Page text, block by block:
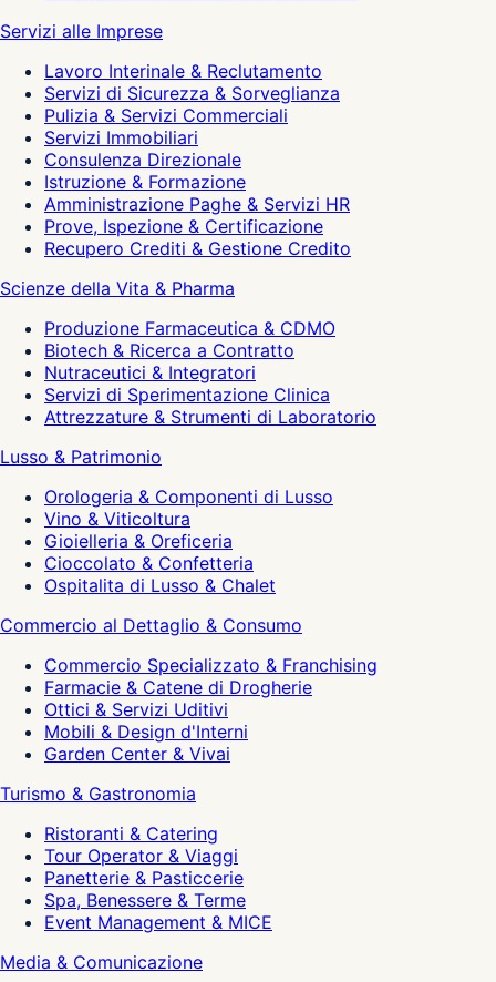
Servizi alle Imprese
Lavoro Interinale & Reclutamento
Servizi di Sicurezza & Sorveglianza
Pulizia & Servizi Commerciali
Servizi Immobiliari
Consulenza Direzionale
Istruzione & Formazione
Amministrazione Paghe & Servizi HR
Prove, Ispezione & Certificazione
Recupero Crediti & Gestione Credito
Scienze della Vita & Pharma
Produzione Farmaceutica & CDMO
Biotech & Ricerca a Contratto
Nutraceutici & Integratori
Servizi di Sperimentazione Clinica
Attrezzature & Strumenti di Laboratorio
Lusso & Patrimonio
Orologeria & Componenti di Lusso
Vino & Viticoltura
Gioielleria & Oreficeria
Cioccolato & Confetteria
Ospitalita di Lusso & Chalet
Commercio al Dettaglio & Consumo
Commercio Specializzato & Franchising
Farmacie & Catene di Drogherie
Ottici & Servizi Uditivi
Mobili & Design d'Interni
Garden Center & Vivai
Turismo & Gastronomia
Ristoranti & Catering
Tour Operator & Viaggi
Panetterie & Pasticcerie
Spa, Benessere & Terme
Event Management & MICE
Media & Comunicazione